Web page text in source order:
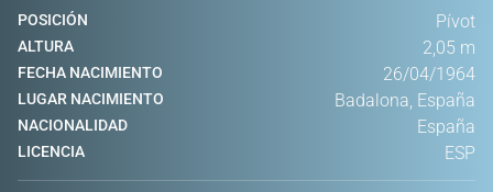
POSICIÓN Pívot
ALTURA 2,05 m
FECHA NACIMIENTO 26/04/1964
LUGAR NACIMIENTO Badalona, España
NACIONALIDAD España
LICENCIA ESP